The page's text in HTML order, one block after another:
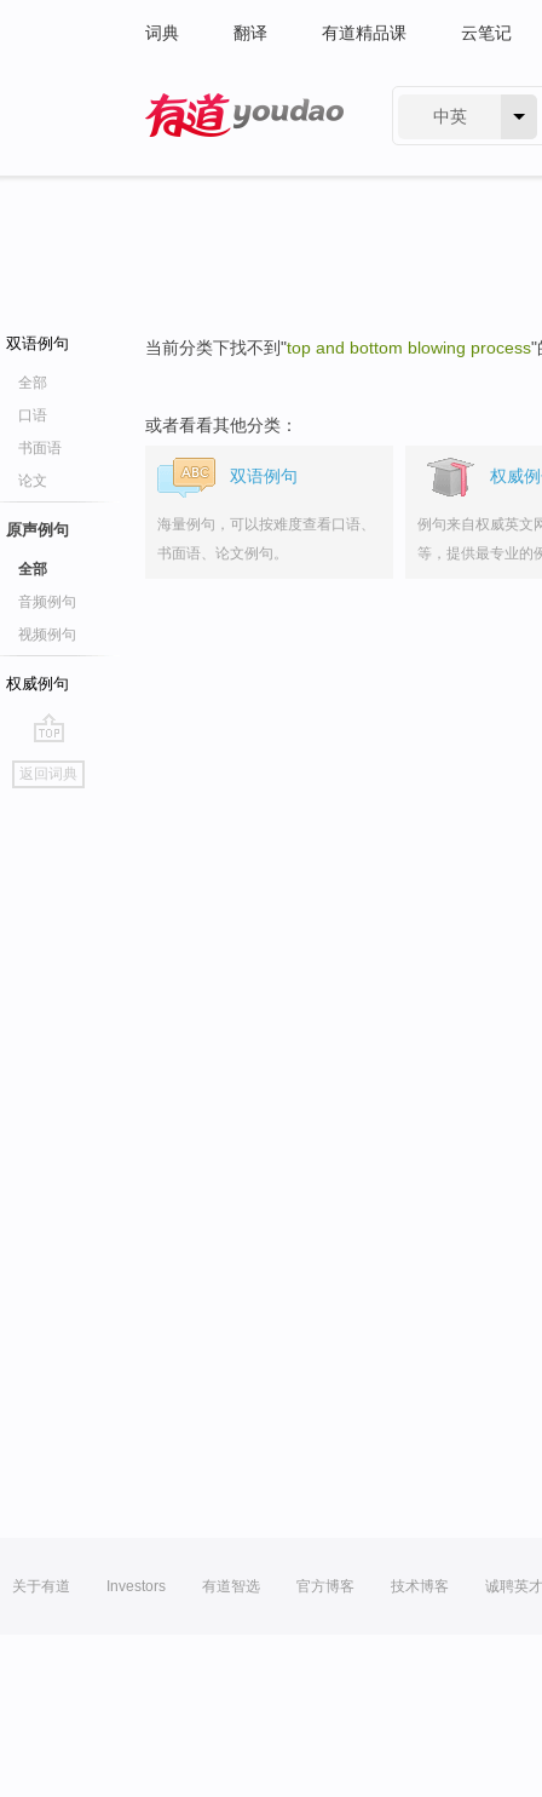
词典 翻译 有道精品课 云笔记
中英
双语例句
全部
口语
书面语
论文
原声例句
全部
音频例句
视频例句
权威例句
go
top
返回词典
当前分类下找不到"top and bottom blowing process"
或者看看其他分类：
双语例句
海量例句，可以按难度查看口语、
书面语、论文例句。
权威
例句来自权威英文
等，提供最专业的
关于有道 Investors 有道智选 官方博客 技术博客 诚聘英才